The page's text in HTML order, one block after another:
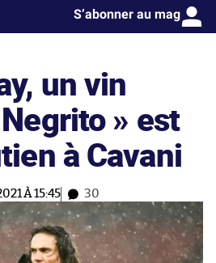
S’abonner au mag
un vin
» est
à Cavani
À 15:45 30